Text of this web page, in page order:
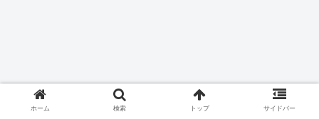
ホーム 検索 トップ サイドバー